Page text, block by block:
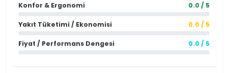
Konfor & Ergonomi 0.0 / 5
Yakıt Tüketimi / Ekonomisi 0.0 / 5
Fiyat / Performans Dengesi 0.0 / 5